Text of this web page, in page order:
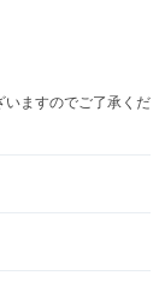
スは要前日迄
い。
ますのでご了承くだ